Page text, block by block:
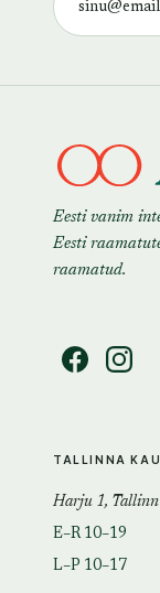
Eesti vanim
Eesti
raamatud.
TALLINNA
Harju 1, Tallinn
E–R 10–19
L–P 10–17